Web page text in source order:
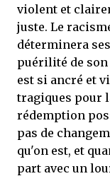
violent et
juste. Le
déterminera
puérilité de
est si ancré et
tragiques pour
rédemption
pas de
qu'on est, et
part avec un